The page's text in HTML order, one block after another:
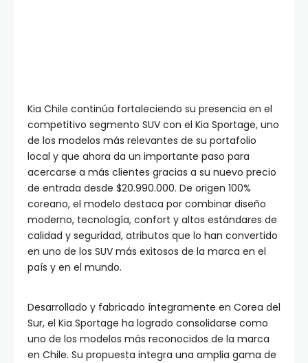
Kia Chile continúa fortaleciendo su presencia en el
competitivo segmento SUV con el Kia Sportage, uno
de los modelos más relevantes de su portafolio
local y que ahora da un importante paso para
acercarse a más clientes gracias a su nuevo precio
de entrada desde $20.990.000. De origen 100%
coreano, el modelo destaca por combinar diseño
moderno, tecnología, confort y altos estándares de
calidad y seguridad, atributos que lo han convertido
en uno de los SUV más exitosos de la marca en el
país y en el mundo.
Desarrollado y fabricado íntegramente en Corea del
Sur, el Kia Sportage ha logrado consolidarse como
uno de los modelos más reconocidos de la marca
en Chile. Su propuesta integra una amplia gama de